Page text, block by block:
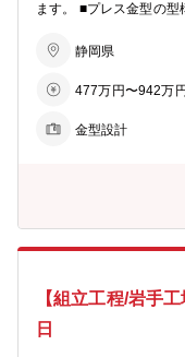
ます。 ■プレス金型の型構造設計、ダイフェース設計、ＣＡＥ解析業
ーションを行ない金型
マの製品としてプレス
り街中を走行している
静岡県
477万円〜942万円
金型設計
【組立工程/岩手
日